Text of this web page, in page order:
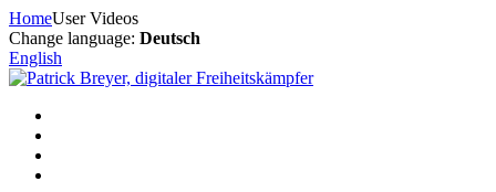
Zum
Inhalt
springen
HomeUser Videos
Change language: Deutsch
English